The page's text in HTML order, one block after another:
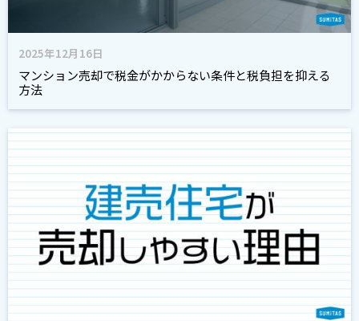
2025年12月16日
マンション売却で税金がかからない条件と税負担を抑える
方法